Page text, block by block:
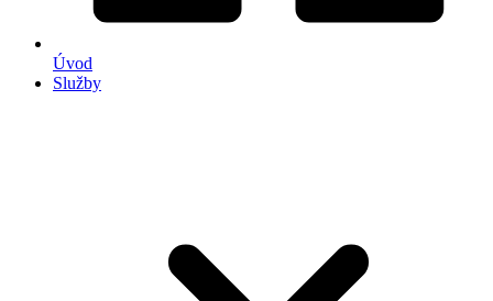
Úvod
Služby